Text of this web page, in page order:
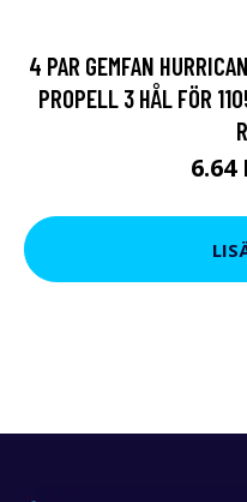
4 PAR GEMFAN
PROPELL 3 HÅL FÖR
6.64